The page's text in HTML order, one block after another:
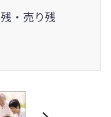
・売り残